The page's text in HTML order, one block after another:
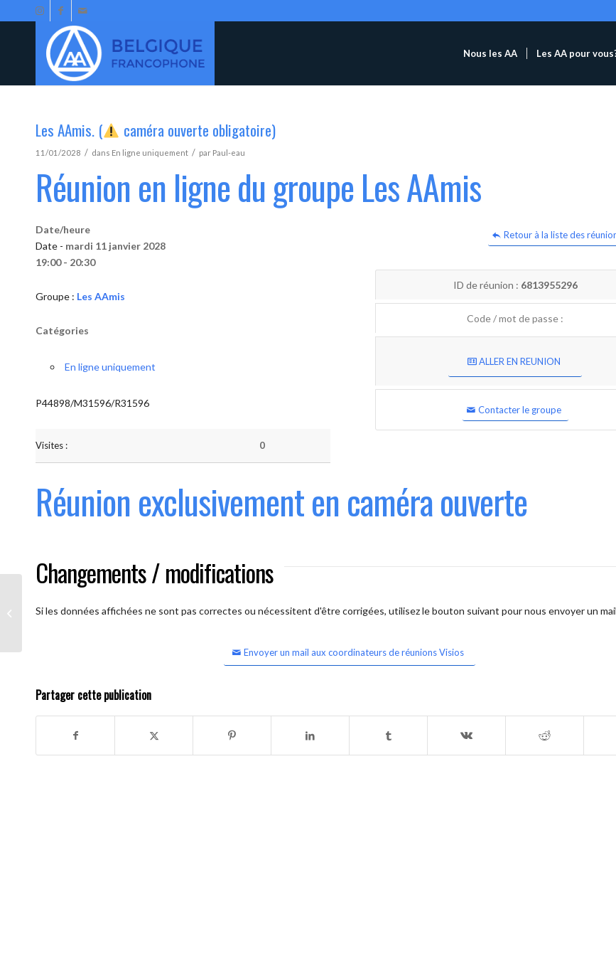
Nous les AA Les AA pour
Les AAmis. ( caméra ouverte obligatoire)
11/01/2028 / dans En ligne uniquement / par Paul-eau
Réunion en ligne du groupe Les AAmis
Retour à la liste des
Date/heure
Date - mardi 11 janvier 2028
19:00 - 20:30
Groupe : Les AAmis
Catégories
En ligne uniquement
P44898/M31596/R31596
Visites : 0
ID de réunion : 6813955296
Code / mot de passe :
ALLER EN REUNION
Contacter le groupe
Réunion exclusivement en caméra ouverte
Changements / modifications
Si les données affichées ne sont pas correctes ou nécessitent d'être corrigées, utilisez le bouton suivant pour nous envoyer un
Envoyer un mail aux coordinateurs de réunions Visios
Partager cette publication
Les AAmis. (
caméra ouverte